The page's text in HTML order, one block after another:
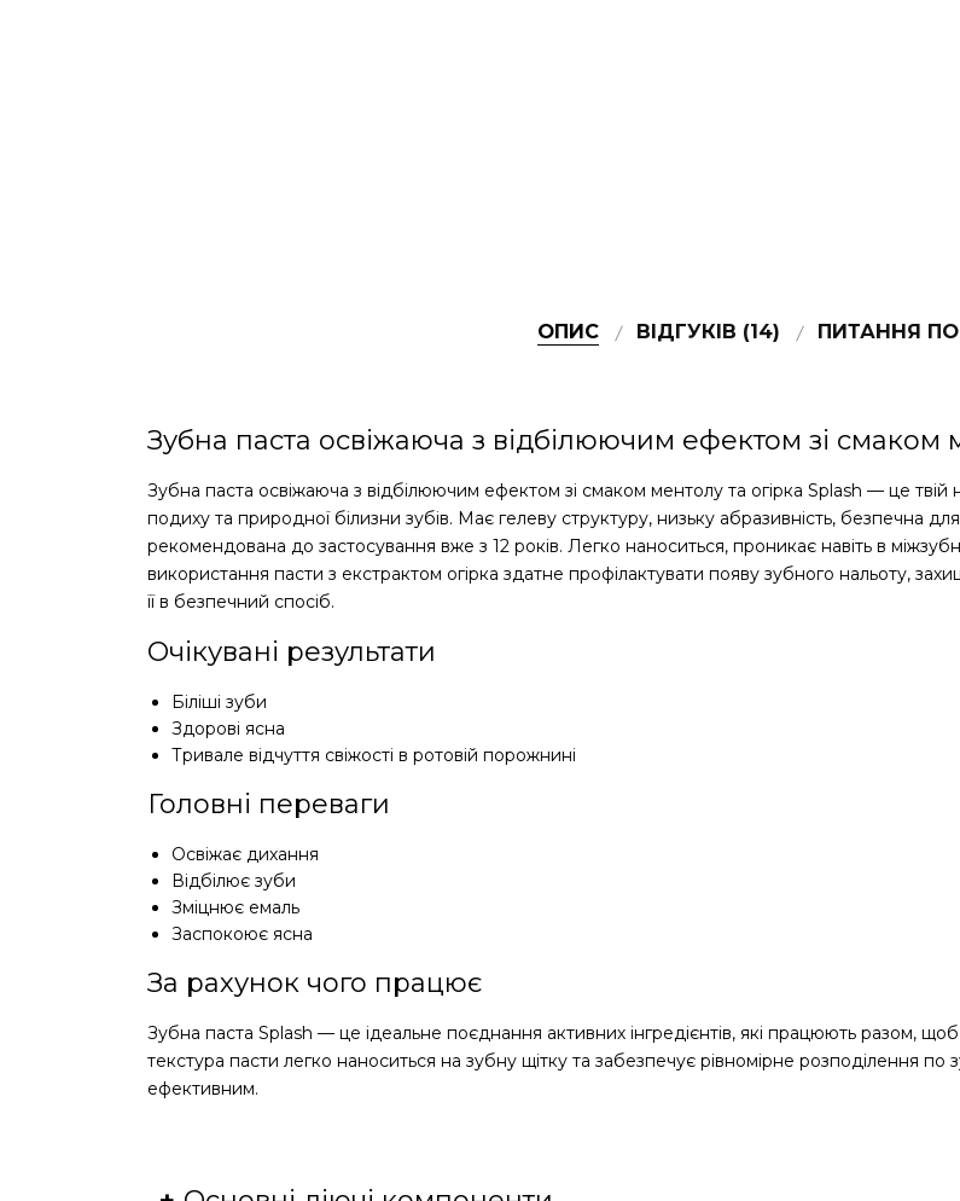
ОПИС ВІДГУКІВ (14) ПИТАННЯ
Зубна паста освіжаюча з відбілюючим ефектом зі смаком
Зубна паста освіжаюча з відбілюючим ефектом зі смаком ментолу та огірка Splash — це твій
подиху та природної білизни зубів. Має гелеву структуру, низьку абразивність, безпечна для
рекомендована до застосування вже з 12 років. Легко наноситься, проникає навіть в
використання пасти з екстрактом огірка здатне профілактувати появу зубного нальоту,
її в безпечний спосіб.
Очікувані результати
Біліші зуби
Здорові ясна
Тривале відчуття свіжості в ротовій порожнині
Головні переваги
Освіжає дихання
Відбілює зуби
Зміцнює емаль
Заспокоює ясна
За рахунок чого працює
Зубна паста Splash — це ідеальне поєднання активних інгредієнтів, які працюють разом,
текстура пасти легко наноситься на зубну щітку та забезпечує рівномірне розподілення
ефективним.